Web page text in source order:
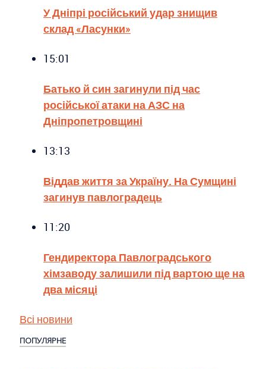
У Дніпрі російський удар знищив
склад «Ласунки»
15:01
Батько й син загинули під час
російської атаки на АЗС на
Дніпропетровщині
13:13
Віддав життя за Україну. На Сумщині
загинув павлоградець
11:20
Гендиректора Павлоградського
хімзаводу залишили під вартою ще на
два місяці
Всі новини
ПОПУЛЯРНЕ